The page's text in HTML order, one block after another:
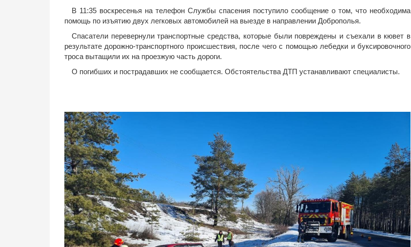
В 11:35 воскресенья на телефон Службы спасения поступило сообщение о том, что необходима
помощь по изъятию двух легковых автомобилей на выезде в направлении Доброполья.
Спасатели перевернули транспортные средства, которые были повреждены и съехали в кювет в
результате дорожно-транспортного происшествия, после чего с помощью лебедки и буксировочного
троса вытащили их на проезжую часть дороги.
О погибших и пострадавших не сообщается. Обстоятельства ДТП устанавливают специалисты.